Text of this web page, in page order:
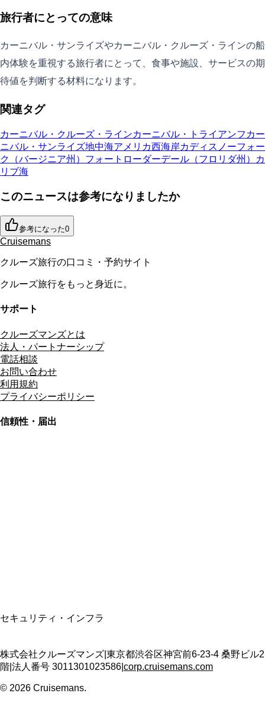
旅行者にとっての意味
カーニバル・サンライズやカーニバル・クルーズ・ラインの船
内体験を重視する旅行者にとって、食事や施設、サービスの期
待値を判断する材料になります。
関連タグ
カーニバル・クルーズ・ラインカーニバル・トライアンフ カー
ニバル・サンライズ地中海アメリカ西海岸カディス ノーフォー
ク（バージニア州） フォートローダーデール（フロリダ州）
カ
リブ海
このニュースは参考になりましたか
参考になった0
Cruisemans
クルーズ旅行の口コミ・予約サイト
クルーズ旅行をもっと身近に。
サポート
クルーズマンズとは
法人・パートナーシップ
電話相談
お問い合わせ
利用規約
プライバシーポリシー
信頼性・届出
セキュリティ・インフラ
株式会社クルーズマンズ 東京都渋谷区神宮前6-23-4 桑野ビル2
階 法人番号 3011301023586 corp.cruisemans.com
© 2026 Cruisemans.